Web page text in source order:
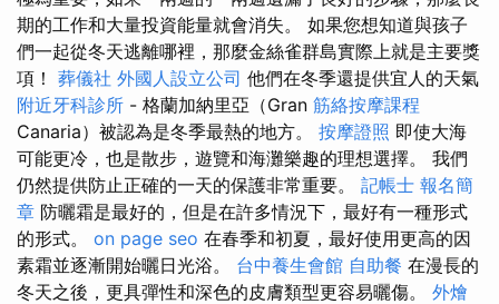
期的工作和大量投資能量就會消失。 如果您想知道與孩子
們一起從冬天逃離哪裡，那麼金絲雀群島實際上就是主要獎
項！ 葬儀社 外國人設立公司 他們在冬季還提供宜人的天氣
附近牙科診所 - 格蘭加納里亞（Gran 筋絡按摩課程
Canaria）被認為是冬季最熱的地方。 按摩證照 即使大海
可能更冷，也是散步，遊覽和海灘樂趣的理想選擇。 我們
仍然提供防止正確的一天的保護非常重要。 記帳士 報名簡
章 防曬霜是最好的，但是在許多情況下，最好有一種形式
的形式。 on page seo 在春季和初夏，最好使用更高的因
素霜並逐漸開始曬日光浴。 台中養生會館 自助餐 在漫長的
冬天之後，更具彈性和深色的皮膚類型更容易曬傷。 外燴